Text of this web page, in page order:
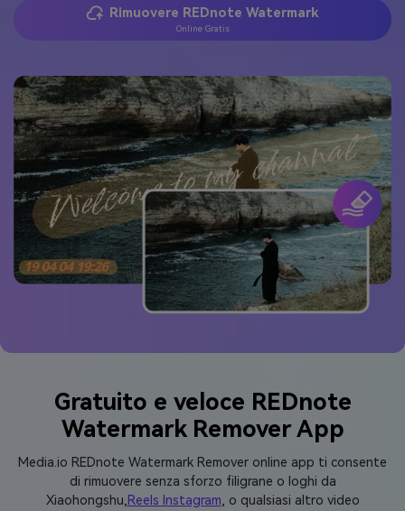
Rimuovere REDnote Watermark
Online Gratis
Gratuito e veloce REDnote
Watermark Remover App
Media.io REDnote Watermark Remover online app ti consente
di rimuovere senza sforzo filigrane o loghi da
Xiaohongshu,Reels Instagram, o qualsiasi altro video